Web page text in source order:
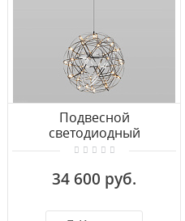
Подвесной
светодиодный
светильник Bogate's
34 600 руб.